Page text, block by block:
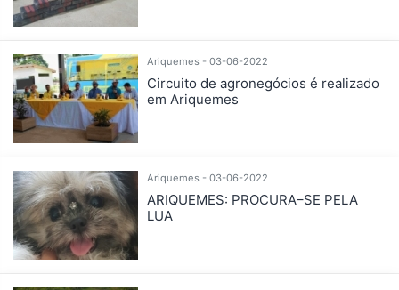
Ariquemes - 03-06-2022
Circuito de agronegócios é realizado
em Ariquemes
Ariquemes - 03-06-2022
ARIQUEMES: PROCURA–SE PELA
LUA